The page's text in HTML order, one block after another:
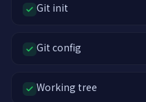
Git init
Git config
Working tree